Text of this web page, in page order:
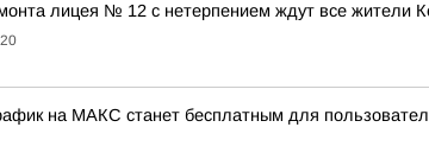
лицея № 12 с нетерпением ждут все жители
на МАКС станет бесплатным для